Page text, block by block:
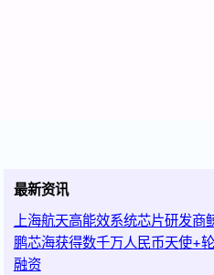
最新资讯
上海航天高能效系统芯片研发商
鹏芯海获得数千万人民币天使+轮
融资